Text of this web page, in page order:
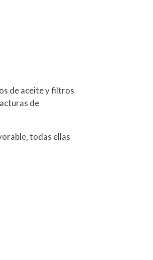
de aceite y filtros
de
todas ellas